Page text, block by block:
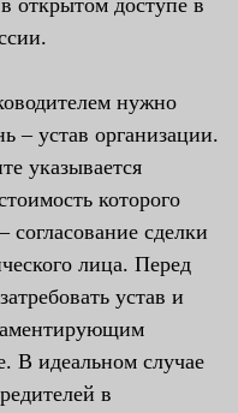
открытом доступе в
нужно
– устав организации.
указывается
которого
сделки
лица. Перед
устав и
В идеальном случае
в